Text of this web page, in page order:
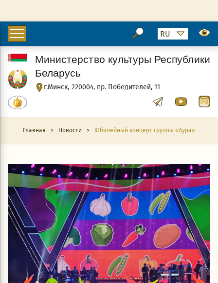
г.Минск, 220004, пр. Победителей, 11
Министерство культуры Республики
Беларусь
Главная > Новости > Юбилейный концерт группы «Аура»